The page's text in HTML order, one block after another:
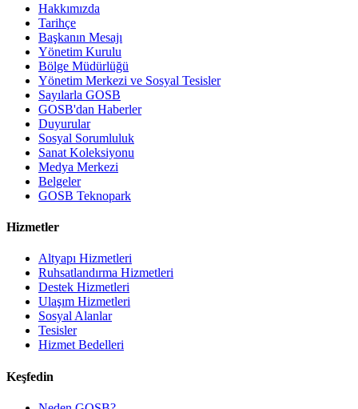
Hakkımızda
Tarihçe
Başkanın Mesajı
Yönetim Kurulu
Bölge Müdürlüğü
Yönetim Merkezi ve Sosyal Tesisler
Sayılarla GOSB
GOSB'dan Haberler
Duyurular
Sosyal Sorumluluk
Sanat Koleksiyonu
Medya Merkezi
Belgeler
GOSB Teknopark
Hizmetler
Altyapı Hizmetleri
Ruhsatlandırma Hizmetleri
Destek Hizmetleri
Ulaşım Hizmetleri
Sosyal Alanlar
Tesisler
Hizmet Bedelleri
Keşfedin